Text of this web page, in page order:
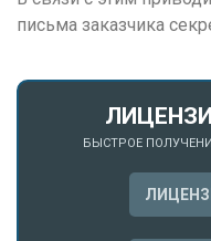
письма заказчика
БЫСТРОЕ
Набережные
Нижний Тагил
Новокузнецк
Новосибирск